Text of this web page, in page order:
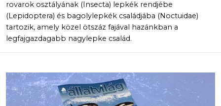
rovarok osztályának (Insecta) lepkék rendjébe
(Lepidoptera) és bagolylepkék családjába (Noctuidae)
tartozik, amely közel ötszáz fajával hazánkban a
legfajgazdagabb nagylepke család.